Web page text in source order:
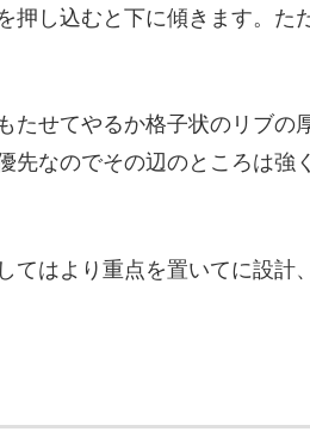
押し込むと下に傾きます。た
たせてやるか格子状のリブの
なのでその辺のところは強
てはより重点を置いてに設計